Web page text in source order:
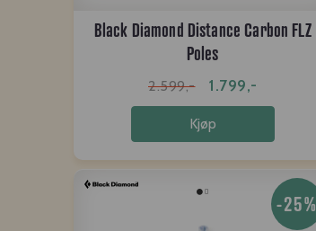
Black Diamond Distance Carbon FLZ
Poles
2.599,- 1.799,-
Kjøp
-25%